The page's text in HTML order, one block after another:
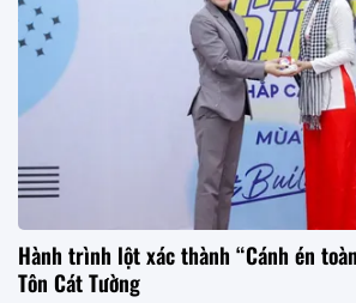
Hành trình lột xác thành “Cánh én
Tôn Cát Tường